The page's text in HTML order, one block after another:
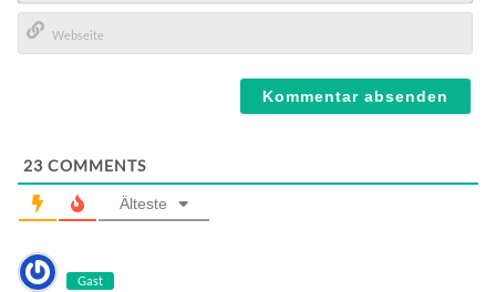
E-
Mail*
23 COMMENTS
Älteste
Gast